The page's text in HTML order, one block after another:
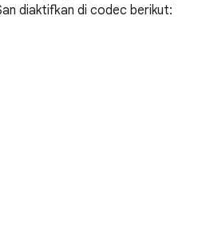
diaktifkan di codec berikut: